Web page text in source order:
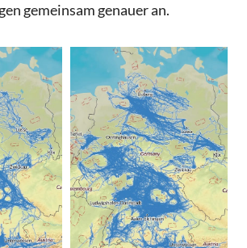
gemeinsam genauer an.